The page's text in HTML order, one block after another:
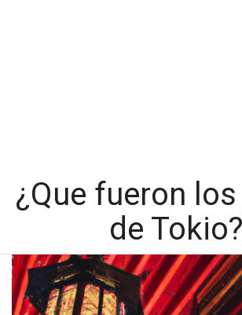
¿Que fueron
de Tokio?